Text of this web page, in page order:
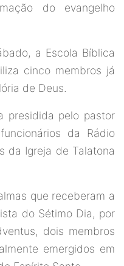
do evangelho
a Escola Bíblica
cinco membros já
de Deus.
presidida pelo pastor
da Rádio
da Igreja de Talatona
que receberam a
do Sétimo Dia, por
dois membros
emergidos em